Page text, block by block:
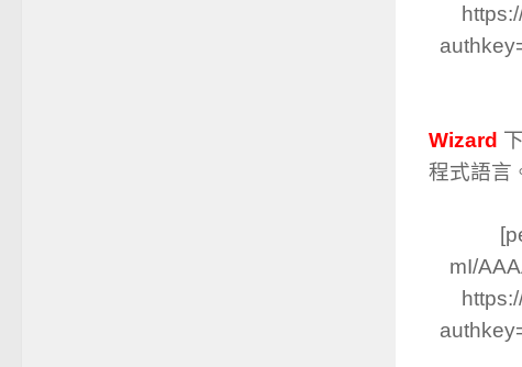
Wizard
程式語言
mI/